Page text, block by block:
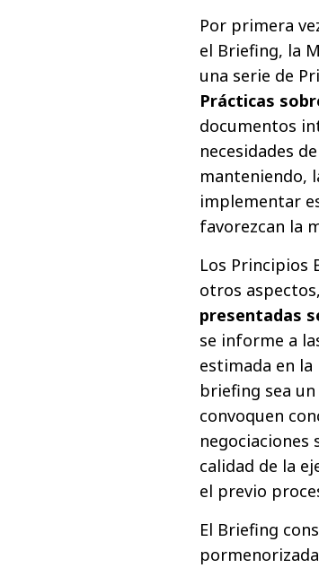
Por primera
el Briefing, la
una serie de
Prácticas
documentos
necesidades
manteniendo,
implementar
favorezcan la
Los Principios
otros aspectos,
presentadas
se informe a
estimada en
briefing sea
convoquen
negociaciones
calidad de la
el previo
El Briefing